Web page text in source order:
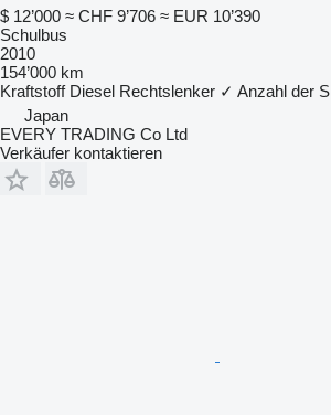
$ 12’000 ≈ CHF 9’706 ≈ EUR 10’390
Schulbus
2010
154’000 km
Kraftstoff Diesel Rechtslenker ✓ Anzahl der
Japan
EVERY TRADING Co Ltd
Verkäufer kontaktieren